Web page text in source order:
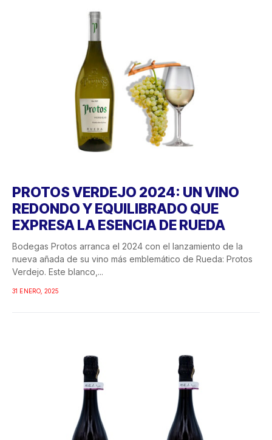
PROTOS VERDEJO 2024: UN VINO
REDONDO Y EQUILIBRADO QUE
EXPRESA LA ESENCIA DE RUEDA
Bodegas Protos arranca el 2024 con el lanzamiento de la
nueva añada de su vino más emblemático de Rueda: Protos
Verdejo. Este blanco,...
31 ENERO, 2025